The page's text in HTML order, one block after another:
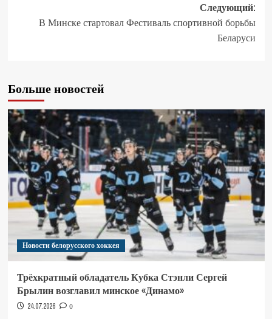
Следующий:
В Минске стартовал Фестиваль спортивной борьбы
Беларуси
Больше новостей
Новости белорусского хоккея
Трёхкратный обладатель Кубка Стэнли Сергей
Брылин возглавил минское «Динамо»
24.07.2026 0